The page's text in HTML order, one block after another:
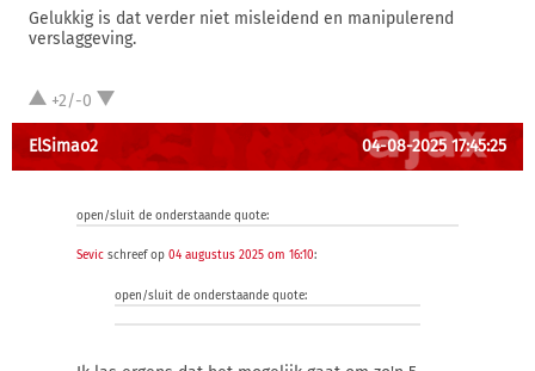
Gelukkig is dat verder niet misleidend en manipulerend
verslaggeving.
+2/-0
ElSimao2 04-08-2025 17:45:25
open/sluit de onderstaande quote:
Sevic schreef op 04 augustus 2025 om 16:10:
open/sluit de onderstaande quote: